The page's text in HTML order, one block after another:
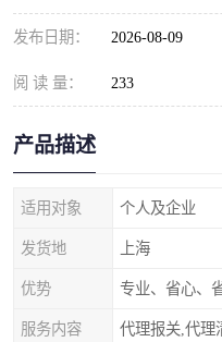
发布日期： 2026-08-09
阅 读 量： 233
产品描述
适用对象 个人及企业
发货地 上海
优势 专业、省心、
服务内容 代理报关,代理